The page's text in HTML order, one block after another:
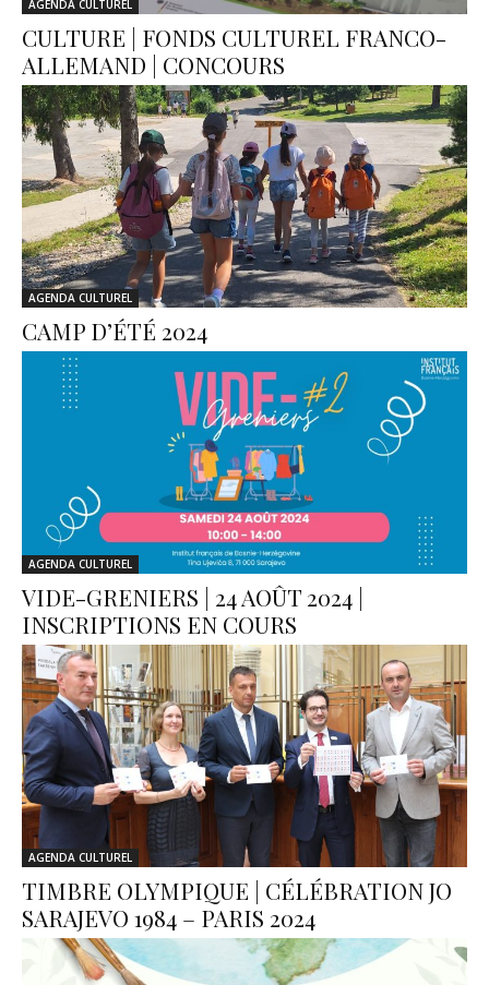
AGENDA CULTUREL
CULTURE | FONDS CULTUREL FRANCO-
ALLEMAND | CONCOURS
AGENDA CULTUREL
CAMP D’ÉTÉ 2024
AGENDA CULTUREL
VIDE-GRENIERS | 24 AOÛT 2024 |
INSCRIPTIONS EN COURS
AGENDA CULTUREL
TIMBRE OLYMPIQUE | CÉLÉBRATION JO
SARAJEVO 1984 – PARIS 2024